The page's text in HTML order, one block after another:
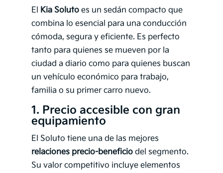
El Kia Solutoes un sedán compacto que
combina lo esencial para una conducción
cómoda, segura y eficiente. Es perfecto
tanto para quienes se mueven por la
ciudad a diario como para quienes buscan
un vehículo económico para trabajo,
familia o su primer carro nuevo.
1. Precio accesible con gran
equipamiento
El Soluto tiene una de las mejores
relaciones precio-beneficiodel segmento.
Su valor competitivo incluye elementos